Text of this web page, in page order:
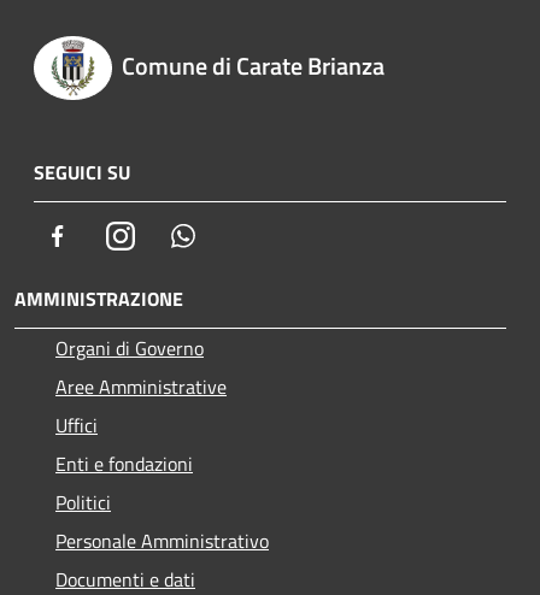
Comune di Carate Brianza
SEGUICI SU
FacebookInstagram
AMMINISTRAZIONE
Organi di Governo
Aree Amministrative
Uffici
Enti e fondazioni
Politici
Personale Amministrativo
Documenti e dati